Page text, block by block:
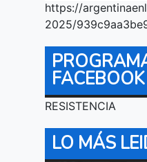
https://
2025/
FACEBOOK
RESISTENCIA
LO MÁS